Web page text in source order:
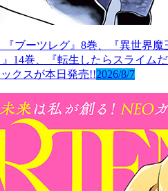
『ブーツレグ』8巻、『異世界
14巻、『転生したらスライム
クスが本日発売!!2026/8/7